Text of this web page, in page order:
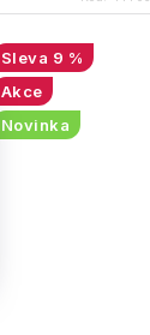
9 %
Akce
Novinka